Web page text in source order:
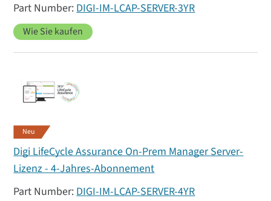
DIGI-IM-LCAP-SERVER-3YR
Wie Sie kaufen
Neu
Digi LifeCycle Assurance On-Prem Manager Server-
Lizenz - 4-Jahres-Abonnement
DIGI-IM-LCAP-SERVER-4YR